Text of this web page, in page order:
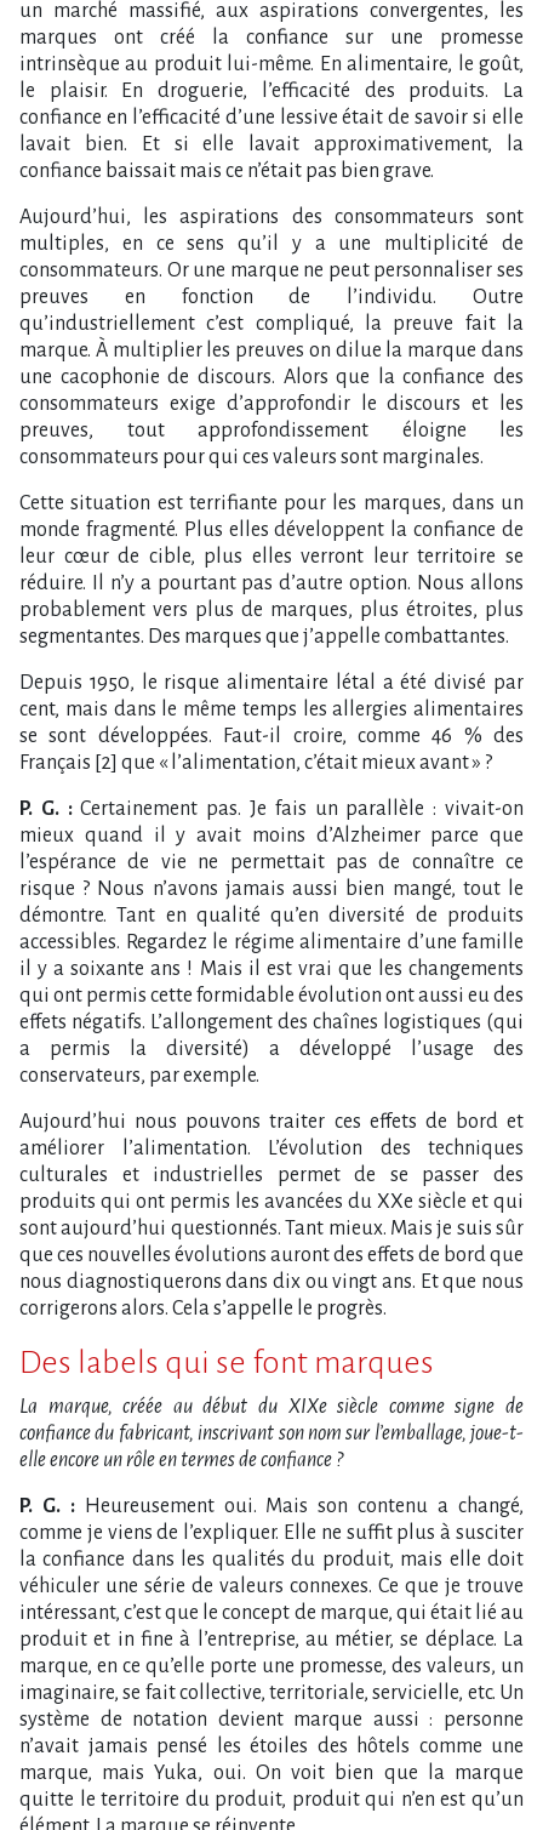
un marché massifié, aux aspirations convergentes, les
marques ont créé la confiance sur une promesse
intrinsèque au produit lui-même. En alimentaire, le goût,
le plaisir. En droguerie, l’efficacité des produits. La
confiance en l’efficacité d’une lessive était de savoir si elle
lavait bien. Et si elle lavait approximativement, la
confiance baissait mais ce n’était pas bien grave.
Aujourd’hui, les aspirations des consommateurs sont
multiples, en ce sens qu’il y a une multiplicité de
consommateurs. Or une marque ne peut personnaliser ses
preuves en fonction de l’individu. Outre
qu’industriellement c’est compliqué, la preuve fait la
marque. À multiplier les preuves on dilue la marque dans
une cacophonie de discours. Alors que la confiance des
consommateurs exige d’approfondir le discours et les
preuves, tout approfondissement éloigne les
consommateurs pour qui ces valeurs sont marginales.
Cette situation est terrifiante pour les marques, dans un
monde fragmenté. Plus elles développent la confiance de
leur cœur de cible, plus elles verront leur territoire se
réduire. Il n’y a pourtant pas d’autre option. Nous allons
probablement vers plus de marques, plus étroites, plus
segmentantes. Des marques que j’appelle combattantes.
Depuis 1950, le risque alimentaire létal a été divisé par
cent, mais dans le même temps les allergies alimentaires
se sont développées. Faut-il croire, comme 46 % des
Français [2] que « l’alimentation, c’était mieux avant » ?
P. G. :Certainement pas. Je fais un parallèle : vivait-on
mieux quand il y avait moins d’Alzheimer parce que
l’espérance de vie ne permettait pas de connaître ce
risque ? Nous n’avons jamais aussi bien mangé, tout le
démontre. Tant en qualité qu’en diversité de produits
accessibles. Regardez le régime alimentaire d’une famille
il y a soixante ans ! Mais il est vrai que les changements
qui ont permis cette formidable évolution ont aussi eu des
effets négatifs. L’allongement des chaînes logistiques (qui
a permis la diversité) a développé l’usage des
conservateurs, par exemple.
Aujourd’hui nous pouvons traiter ces effets de bord et
améliorer l’alimentation. L’évolution des techniques
culturales et industrielles permet de se passer des
produits qui ont permis les avancées du XXe siècle et qui
sont aujourd’hui questionnés. Tant mieux. Mais je suis sûr
que ces nouvelles évolutions auront des effets de bord que
nous diagnostiquerons dans dix ou vingt ans. Et que nous
corrigerons alors. Cela s’appelle le progrès.
Des labels qui se font marques
La marque, créée au début du XIXe siècle comme signe de
confiance du fabricant, inscrivant son nom sur l’emballage, joue-t-
elle encore un rôle en termes de confiance ?
P. G. :
Heureusement oui. Mais son contenu a changé,
comme je viens de l’expliquer. Elle ne suffit plus à susciter
la confiance dans les qualités du produit, mais elle doit
véhiculer une série de valeurs connexes. Ce que je trouve
intéressant, c’est que le concept de marque, qui était lié au
produit et in fine à l’entreprise, au métier, se déplace. La
marque, en ce qu’elle porte une promesse, des valeurs, un
imaginaire, se fait collective, territoriale, servicielle, etc. Un
système de notation devient marque aussi : personne
n’avait jamais pensé les étoiles des hôtels comme une
marque, mais Yuka, oui. On voit bien que la marque
quitte le territoire du produit, produit qui n’en est qu’un